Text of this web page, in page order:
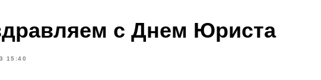
с Днем Юриста
15:40